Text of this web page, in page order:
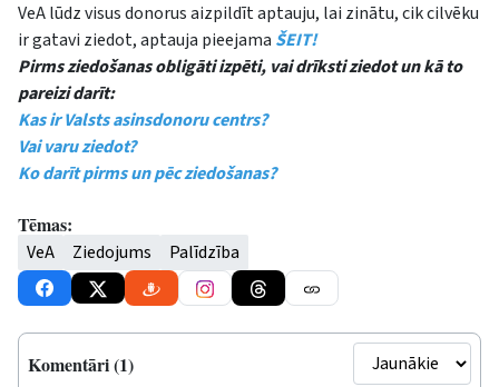
VeA lūdz visus donorus aizpildīt aptauju, lai zinātu, cik cilvēku
ir gatavi ziedot, aptauja pieejama ŠEIT!
Pirms ziedošanas obligāti izpēti, vai drīksti ziedot un kā to
pareizi darīt:
Kas ir Valsts asinsdonoru centrs?
Vai varu ziedot?
Ko darīt pirms un pēc ziedošanas?
Tēmas:
VeA Ziedojums Palīdzība
Komentāri (1)